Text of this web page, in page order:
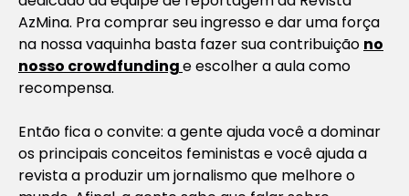
AzMina. Pra comprar seu ingresso e dar uma força
na nossa vaquinha basta fazer sua contribuição no
nosso crowdfundinge escolher a aula como
recompensa.
Então fica o convite: a gente ajuda você a dominar
os principais conceitos feministas e você ajuda a
revista a produzir um jornalismo que melhore o